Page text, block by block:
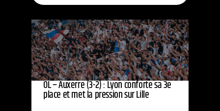
OL – Auxerre (3-2) : Lyon conforte sa 3e
place et met la pression sur Lille